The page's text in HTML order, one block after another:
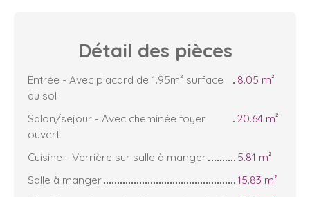
Détail des pièces
Entrée - Avec placard de 1.95m² surface
au sol
8.05 m²
Salon/sejour - Avec cheminée foyer
ouvert
20.64 m²
Cuisine - Verrière sur salle à manger
5.81 m²
Salle à manger
15.83 m²